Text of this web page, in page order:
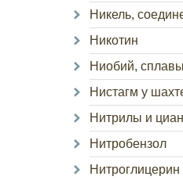
Никель,
Никотин
Ниобий,
Нистагм у
Нитрилы и
Нитробензол
Нитроглицерин